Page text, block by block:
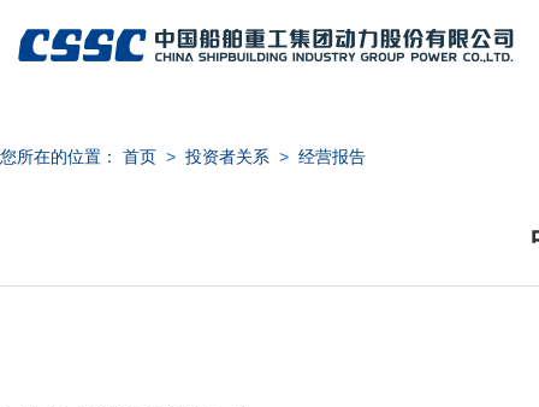
您所在的位置： 首页 > 投资者关系 > 经营报告